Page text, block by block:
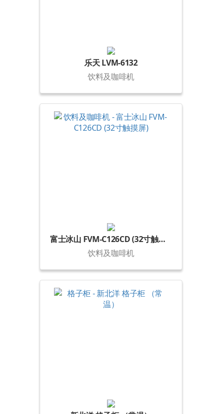
乐天 LVM-6132
饮料及咖啡机
富士冰山 FVM-C126CD (32寸触摸屏)
饮料及咖啡机